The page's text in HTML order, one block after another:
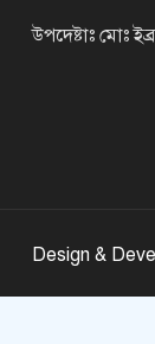
উপদেষ্টাঃ মোঃ
Design &